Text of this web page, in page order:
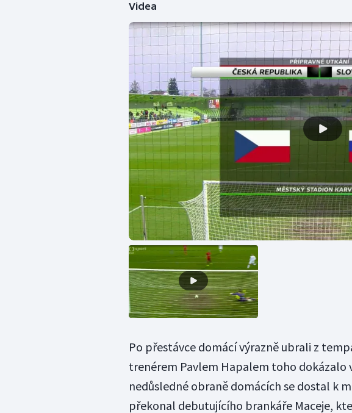
Videa
Po přestávce domácí výrazně ubrali z
trenérem Pavlem Hapalem toho dokázalo
nedůsledné obraně domácích se dostal k
překonal debutujícího brankáře Maceje,